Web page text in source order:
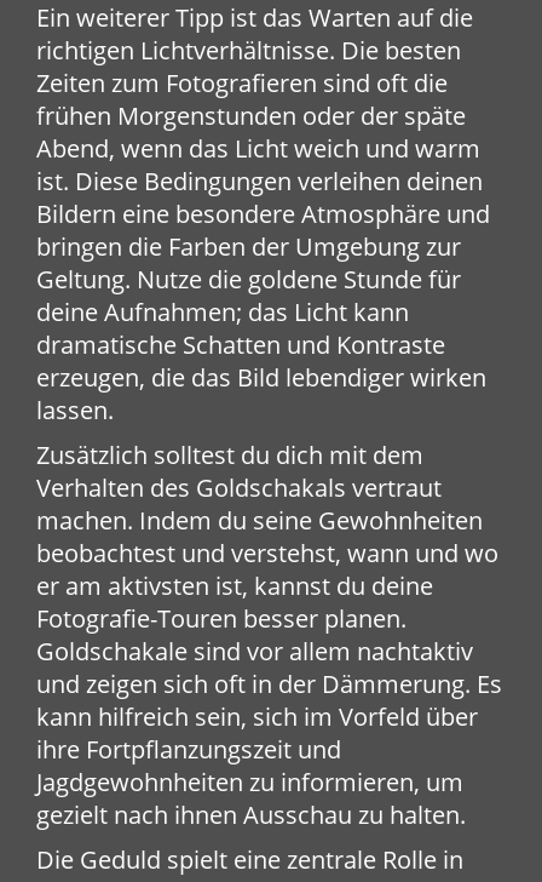
Ein weiterer Tipp ist das Warten auf die
richtigen Lichtverhältnisse. Die besten
Zeiten zum Fotografieren sind oft die
frühen Morgenstunden oder der späte
Abend, wenn das Licht weich und warm
ist. Diese Bedingungen verleihen deinen
Bildern eine besondere Atmosphäre und
bringen die Farben der Umgebung zur
Geltung. Nutze die goldene Stunde für
deine Aufnahmen; das Licht kann
dramatische Schatten und Kontraste
erzeugen, die das Bild lebendiger wirken
lassen.
Zusätzlich solltest du dich mit dem
Verhalten des Goldschakals vertraut
machen. Indem du seine Gewohnheiten
beobachtest und verstehst, wann und wo
er am aktivsten ist, kannst du deine
Fotografie-Touren besser planen.
Goldschakale sind vor allem nachtaktiv
und zeigen sich oft in der Dämmerung. Es
kann hilfreich sein, sich im Vorfeld über
ihre Fortpflanzungszeit und
Jagdgewohnheiten zu informieren, um
gezielt nach ihnen Ausschau zu halten.
Die Geduld spielt eine zentrale Rolle in